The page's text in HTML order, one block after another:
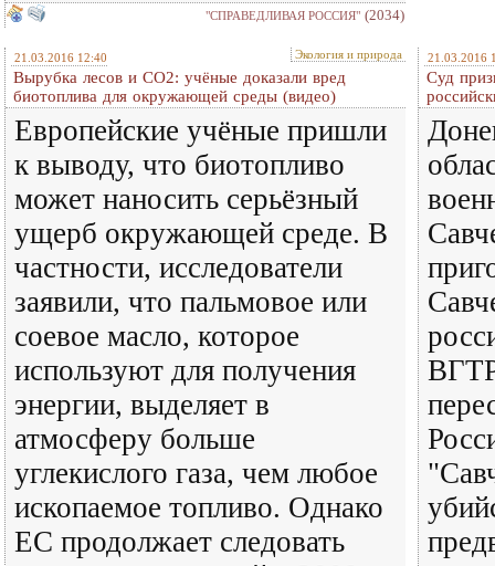
"СПРАВЕДЛИВАЯ РОССИЯ" (2034)
21.03.2016 12:40 Экология и природа
Вырубка лесов и CO2: учёные доказали вред
биотоплива для окружающей среды (видео)
Европейские учёные пришли
к выводу, что биотопливо
может наносить серьёзный
ущерб окружающей среде. В
частности, исследователи
заявили, что пальмовое или
соевое масло, которое
используют для получения
энергии, выделяет в
атмосферу больше
углекислого газа, чем любое
ископаемое топливо. Однако
ЕС продолжает следовать
21.03.2016
Суд